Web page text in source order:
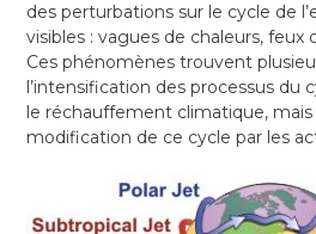
des perturbations sur le cycle de
visibles : vagues de chaleurs, feux
Ces phénomènes trouvent
l’intensification des processus du
le réchauffement climatique,
modification de ce cycle par les